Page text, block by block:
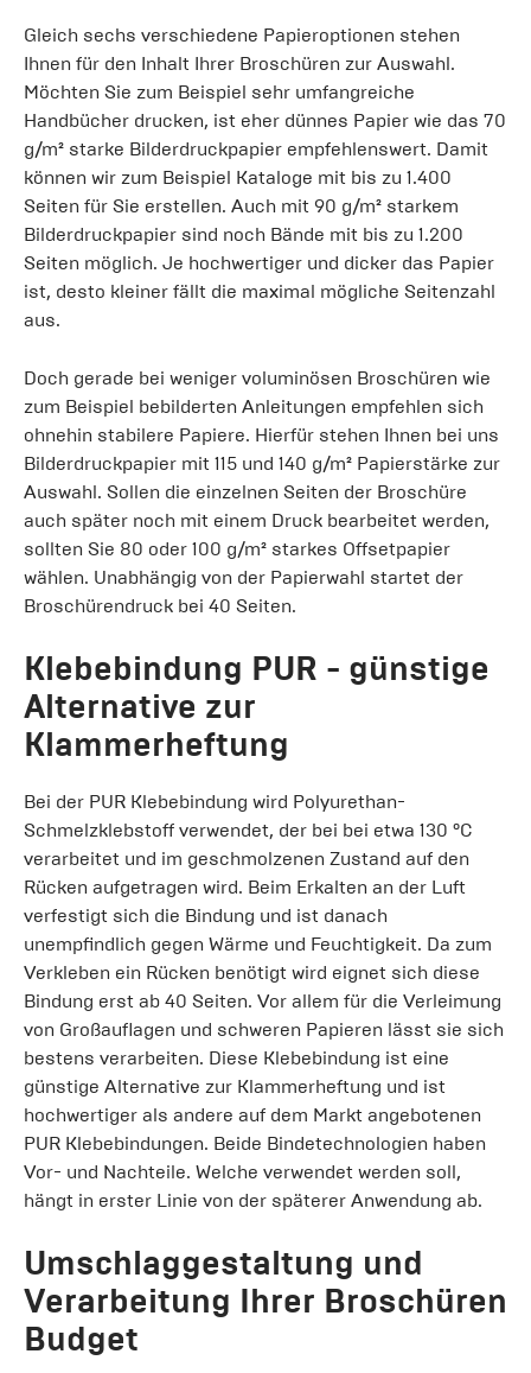
Gleich sechs verschiedene Papieroptionen stehen
Ihnen für den Inhalt Ihrer Broschüren zur Auswahl.
Möchten Sie zum Beispiel sehr umfangreiche
Handbücher drucken, ist eher dünnes Papier wie das 70
g/m² starke Bilderdruckpapier empfehlenswert. Damit
können wir zum Beispiel Kataloge mit bis zu 1.400
Seiten für Sie erstellen. Auch mit 90 g/m² starkem
Bilderdruckpapier sind noch Bände mit bis zu 1.200
Seiten möglich. Je hochwertiger und dicker das Papier
ist, desto kleiner fällt die maximal mögliche Seitenzahl
aus.
Doch gerade bei weniger voluminösen Broschüren wie
zum Beispiel bebilderten Anleitungen empfehlen sich
ohnehin stabilere Papiere. Hierfür stehen Ihnen bei uns
Bilderdruckpapier mit 115 und 140 g/m² Papierstärke zur
Auswahl. Sollen die einzelnen Seiten der Broschüre
auch später noch mit einem Druck bearbeitet werden,
sollten Sie 80 oder 100 g/m² starkes Offsetpapier
wählen. Unabhängig von der Papierwahl startet der
Broschürendruck bei 40 Seiten.
Klebebindung PUR - günstige
Alternative zur
Klammerheftung
Bei der PUR Klebebindung wird Polyurethan-
Schmelzklebstoff verwendet, der bei bei etwa 130 °C
verarbeitet und im geschmolzenen Zustand auf den
Rücken aufgetragen wird. Beim Erkalten an der Luft
verfestigt sich die Bindung und ist danach
unempfindlich gegen Wärme und Feuchtigkeit. Da zum
Verkleben ein Rücken benötigt wird eignet sich diese
Bindung erst ab 40 Seiten. Vor allem für die Verleimung
von Großauflagen und schweren Papieren lässt sie sich
bestens verarbeiten. Diese Klebebindung ist eine
günstige Alternative zur Klammerheftung und ist
hochwertiger als andere auf dem Markt angebotenen
PUR Klebebindungen. Beide Bindetechnologien haben
Vor- und Nachteile. Welche verwendet werden soll,
hängt in erster Linie von der späterer Anwendung ab.
Umschlaggestaltung und
Verarbeitung Ihrer Broschüren
Budget